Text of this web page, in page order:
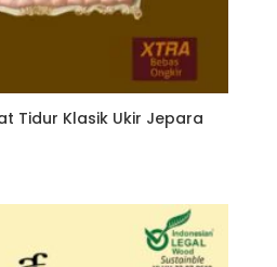
Tidur Klasik Ukir Jepara